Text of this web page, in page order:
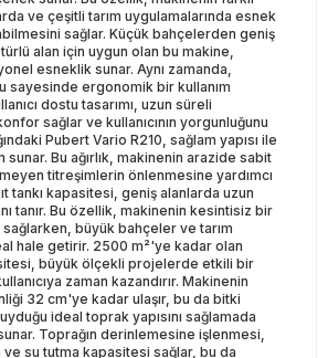
ve çeşitli tarım uygulamalarında esnek
sağlar. Küçük bahçelerden geniş
alan için uygun olan bu makine,
esneklik sunar. Aynı zamanda,
sayesinde ergonomik bir kullanım
dostu tasarımı, uzun süreli
sağlar ve kullanıcının yorgunluğunu
Pubert Vario R210, sağlam yapısı ile
sunar. Bu ağırlık, makinenin arazide sabit
titreşimlerin önlenmesine yardımcı
tankı kapasitesi, geniş alanlarda uzun
tanır. Bu özellik, makinenin kesintisiz bir
sağlarken, büyük bahçeler ve tarım
hale getirir. 2500 m²'ye kadar olan
büyük ölçekli projelerde etkili bir
zaman kazandırır. Makinenin
32 cm'ye kadar ulaşır, bu da bitki
ideal toprak yapısını sağlamada
Toprağın derinlemesine işlenmesi,
ve su tutma kapasitesi sağlar, bu da